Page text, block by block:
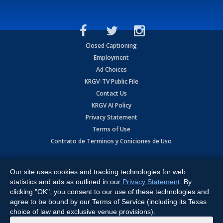
Closed Captioning
Employment
Ad Choices
KRGV-TV Public File
Contact Us
KRGV AI Policy
Privacy Statement
Terms of Use
Contrato de Terminos y Coniciones de Uso
Expressway, Weslaco, TX 78596.
All Rights Reserved. Powered by:Ruby Shore Software
Our site uses cookies and tracking technologies for web
statistics and ads as outlined in our Privacy Statement . By
clicking "OK", you consent to our use of these technologies and
agree to be bound by our Terms of Service (including its Texas
choice of law and exclusive venue provisions).